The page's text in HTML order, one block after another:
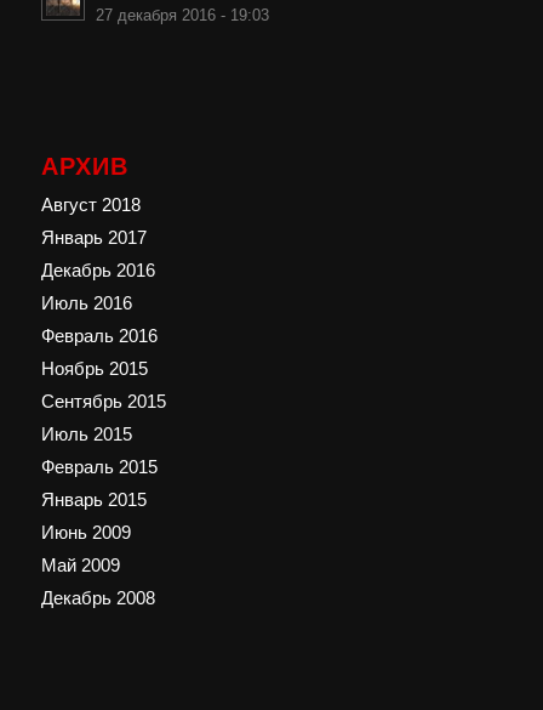
27 декабря 2016 - 19:03
АРХИВ
Август 2018
Январь 2017
Декабрь 2016
Июль 2016
Февраль 2016
Ноябрь 2015
Сентябрь 2015
Июль 2015
Февраль 2015
Январь 2015
Июнь 2009
Май 2009
Декабрь 2008